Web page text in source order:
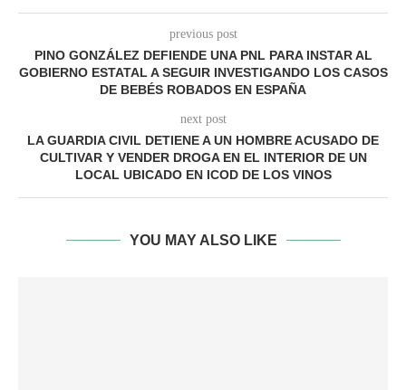
previous post
PINO GONZÁLEZ DEFIENDE UNA PNL PARA INSTAR AL
GOBIERNO ESTATAL A SEGUIR INVESTIGANDO LOS CASOS
DE BEBÉS ROBADOS EN ESPAÑA
next post
LA GUARDIA CIVIL DETIENE A UN HOMBRE ACUSADO DE
CULTIVAR Y VENDER DROGA EN EL INTERIOR DE UN
LOCAL UBICADO EN ICOD DE LOS VINOS
YOU MAY ALSO LIKE